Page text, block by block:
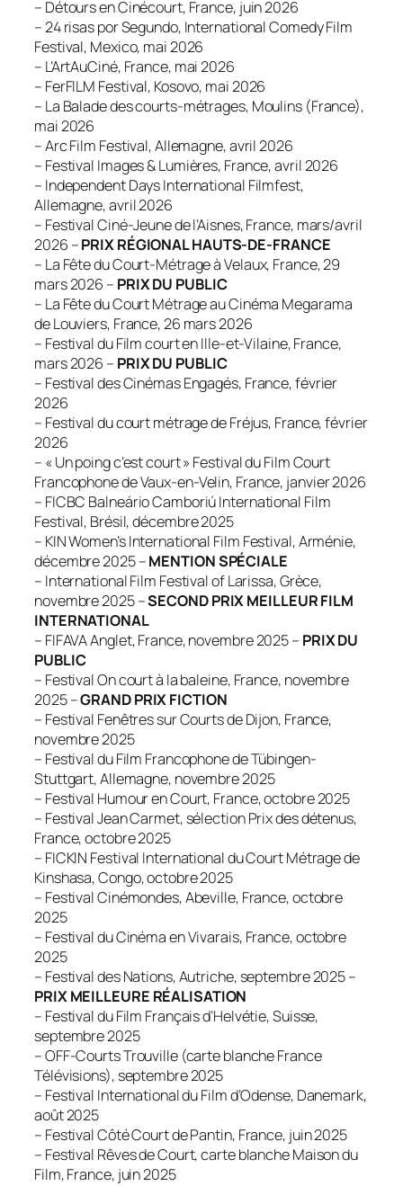
– Détours en Cinécourt, France, juin 2026
– 24 risas por Segundo, International Comedy Film
Festival, Mexico, mai 2026
– L’ArtAuCiné, France, mai 2026
– FerFILM Festival, Kosovo, mai 2026
– La Balade des courts-métrages, Moulins (France),
mai 2026
– Arc Film Festival, Allemagne, avril 2026
– Festival Images & Lumières, France, avril 2026
– Independent Days International Filmfest,
Allemagne, avril 2026
– Festival Ciné-Jeune de l’Aisnes, France, mars/avril
2026 –PRIX RÉGIONAL HAUTS-DE-FRANCE
– La Fête du Court-Métrage à Velaux, France, 29
mars 2026 – PRIX DU PUBLIC
– La Fête du Court Métrage au Cinéma Megarama
de Louviers, France, 26 mars 2026
– Festival du Film court en Ille-et-Vilaine, France,
mars 2026 – PRIX DU PUBLIC
– Festival des Cinémas Engagés, France, février
2026
– Festival du court métrage de Fréjus, France, février
2026
– « Un poing c’est court » Festival du Film Court
Francophone de Vaux-en-Velin, France, janvier 2026
– FICBC Balneário Camboriú International Film
Festival, Brésil, décembre 2025
– KIN Women’s International Film Festival, Arménie,
décembre 2025 –MENTION SPÉCIALE
– International Film Festival of Larissa, Grèce,
novembre 2025 –SECOND PRIX MEILLEUR FILM
INTERNATIONAL
– FIFAVA Anglet, France, novembre 2025 – PRIX DU
PUBLIC
– Festival On court à la baleine, France, novembre
2025 –GRAND PRIX FICTION
– Festival Fenêtres sur Courts de Dijon, France,
novembre 2025
– Festival du Film Francophone de Tübingen-
Stuttgart, Allemagne, novembre 2025
– Festival Humour en Court, France, octobre 2025
– Festival Jean Carmet, sélection Prix des détenus,
France, octobre 2025
– FICKIN Festival International du Court Métrage de
Kinshasa, Congo, octobre 2025
– Festival Cinémondes, Abeville, France, octobre
2025
– Festival du Cinéma en Vivarais, France, octobre
2025
– Festival des Nations, Autriche, septembre 2025 –
PRIX MEILLEURE RÉALISATION
– Festival du Film Français d’Helvétie, Suisse,
septembre 2025
– OFF-Courts Trouville (carte blanche France
Télévisions), septembre 2025
– Festival International du Film d’Odense, Danemark,
août 2025
– Festival Côté Court de Pantin, France, juin 2025
– Festival Rêves de Court, carte blanche Maison du
Film, France, juin 2025